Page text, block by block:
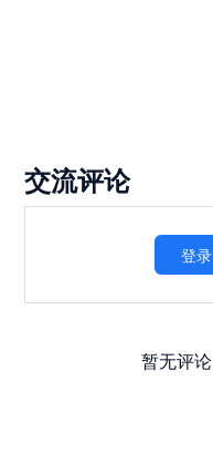
交流评论
登录
暂无评